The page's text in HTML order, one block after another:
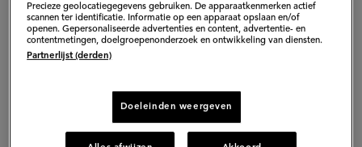
Precieze geolocatiegegevens gebruiken. De apparaatkenmerken actief
scannen ter identificatie. Informatie op een apparaat opslaan en/of
openen. Gepersonaliseerde advertenties en content, advertentie- en
contentmetingen, doelgroepenonderzoek en ontwikkeling van diensten.
Partnerlijst (derden)
Doeleinden weergeven